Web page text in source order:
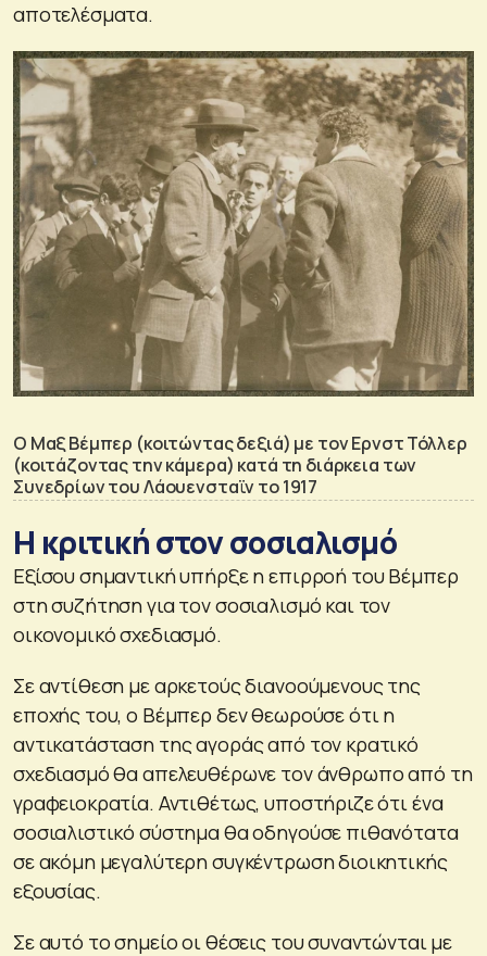
αποτελέσματα.
Ο Μαξ Βέμπερ (κοιτώντας δεξιά) με τον Ερνστ Τόλλερ
(κοιτάζοντας την κάμερα) κατά τη διάρκεια των
Συνεδρίων του Λάουενσταϊν το 1917
Η κριτική στον σοσιαλισμό
Εξίσου σημαντική υπήρξε η επιρροή του Βέμπερ
στη συζήτηση για τον σοσιαλισμό και τον
οικονομικό σχεδιασμό.
Σε αντίθεση με αρκετούς διανοούμενους της
εποχής του, ο Βέμπερ δεν θεωρούσε ότι η
αντικατάσταση της αγοράς από τον κρατικό
σχεδιασμό θα απελευθέρωνε τον άνθρωπο από τη
γραφειοκρατία. Αντιθέτως, υποστήριζε ότι ένα
σοσιαλιστικό σύστημα θα οδηγούσε πιθανότατα
σε ακόμη μεγαλύτερη συγκέντρωση διοικητικής
εξουσίας.
Σε αυτό το σημείο οι θέσεις του συναντώνται με